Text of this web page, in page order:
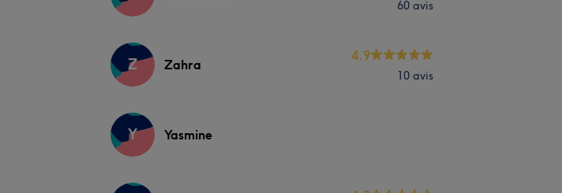
60 avis
Z Zahra
4.9
10 avis
Y Yasmine